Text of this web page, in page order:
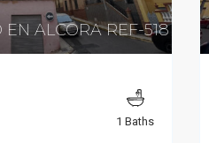
EN ALCORA REF-518
1 Baths